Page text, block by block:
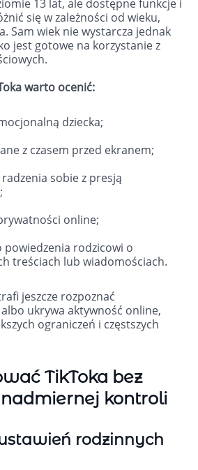
13 lat, ale dostępne funkcje i
się w zależności od wieku,
Sam wiek nie wystarcza jednak
jest gotowe na korzystanie z
warto ocenić:
dziecka;
z czasem przed ekranem;
sobie z presją
online;
powiedzenia rodzicowi o
treściach lub wiadomościach.
jeszcze rozpoznać
ukrywa aktywność online,
ograniczeń i częstszych
TikToka bez
kontroli
rodzinnych